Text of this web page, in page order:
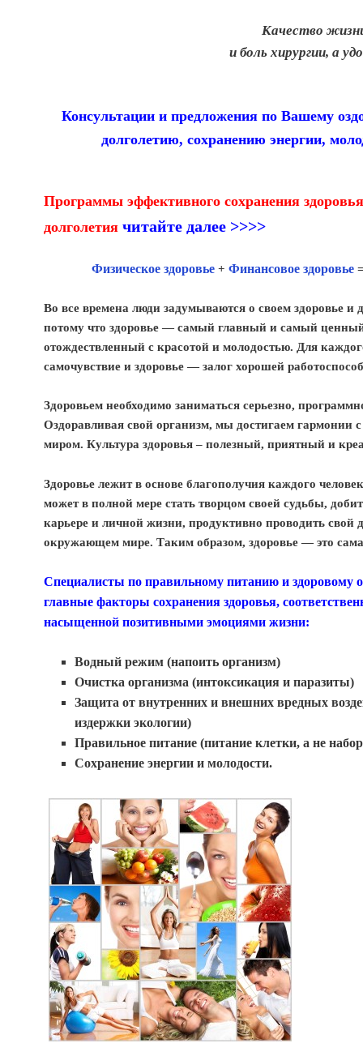
Качество
и боль хирургии, а
Консультации и предложения по Вашему
долголетию, сохранению энергии,
Программы эффективного сохранения
долголетия читайте далее >>>>
Физическое здоровье+ Финансовое здоровье
Во все времена люди задумываются о своем здоровье и
потому что здоровье — самый главный и самый ценный
отождествленный с красотой и молодостью. Для
самочувствие и здоровье — залог хорошей
Здоровьем необходимо заниматься серьезно,
Оздоравливая свой организм, мы достигаем гармонии
миром. Культура здоровья – полезный, приятный и
Здоровье лежит в основе благополучия каждого
может в полной мере стать творцом своей судьбы,
карьере и личной жизни, продуктивно проводить свой
окружающем мире. Таким образом, здоровье — это
Специалисты по правильному питанию и здоровому
главные факторы сохранения здоровья,
насыщенной позитивными эмоциями жизни:
Водный режим (напоить организм)
Очистка организма (интоксикация и паразиты)
Защита от внутренних и внешних вредных
издержки экологии)
Правильное питание (питание клетки, а не
Сохранение энергии и молодости.